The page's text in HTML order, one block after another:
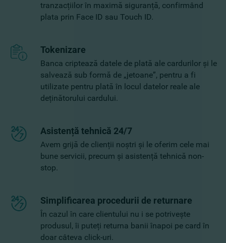
tranzacțiilor în maximă siguranță, confirmând
plata prin Face ID sau Touch ID.
Tokenizare
Banca criptează datele de plată ale cardurilor și le
salvează sub formă de „jetoane”, pentru a fi
utilizate pentru plată în locul datelor reale ale
deținătorului cardului.
Asistență tehnică 24/7
Avem grijă de clienții noștri și le oferim cele mai
bune servicii, precum și asistență tehnică non-
stop.
Simplificarea procedurii de returnare
În cazul în care clientului nu i se potrivește
produsul, îi puteți returna banii înapoi pe card în
doar câteva click-uri.